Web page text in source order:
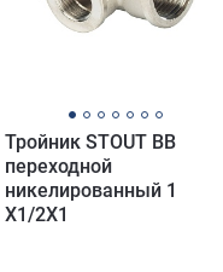
Тройник STOUT ВВ
переходной
никелированный 1
X1/2X1